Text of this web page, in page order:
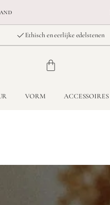
Ethisch en eerlijke edelstenen
VORM ACCESSOIRES